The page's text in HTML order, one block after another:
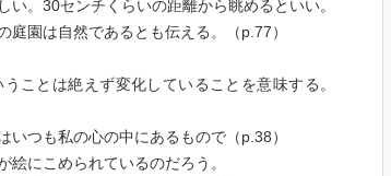
い。30センチくらいの距離から眺めるといい。
庭園は自然であるとも伝える。（p.77）
ことは絶えず変化していることを意味する。
いつも私の心の中にあるもので（p.38）
絵にこめられているのだろう。